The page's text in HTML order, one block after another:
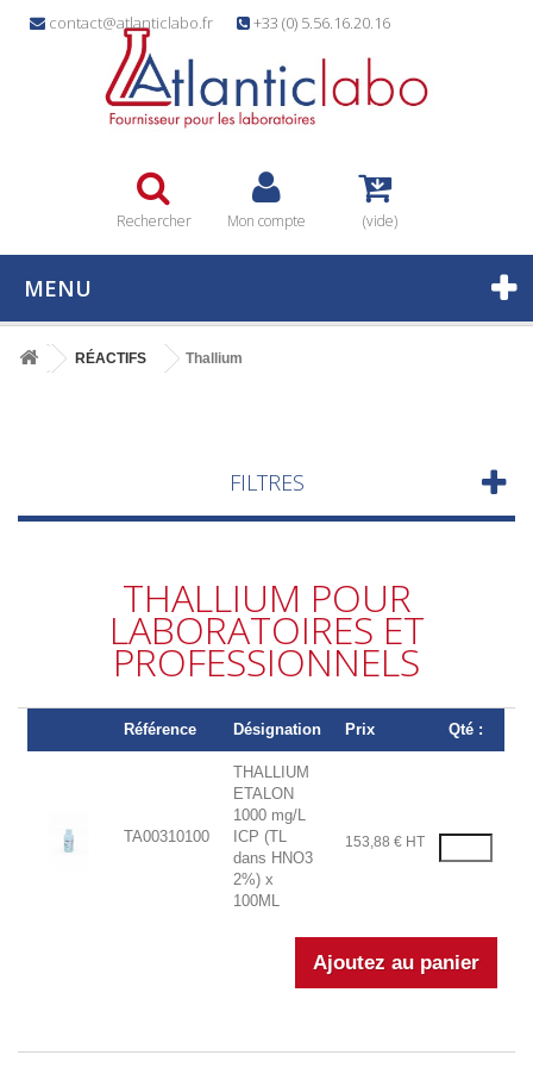
contact@atlanticlabo.fr +33 (0) 5.56.16.20.16
Rechercher Mon compte (vide)
MENU
RÉACTIFS Thallium
FILTRES
THALLIUM POUR
LABORATOIRES ET
PROFESSIONNELS
Référence Désignation Prix Qté :
TA00310100
THALLIUM
ETALON
1000 mg/L
ICP (TL
dans HNO3
2%) x
100ML
153,88 € HT